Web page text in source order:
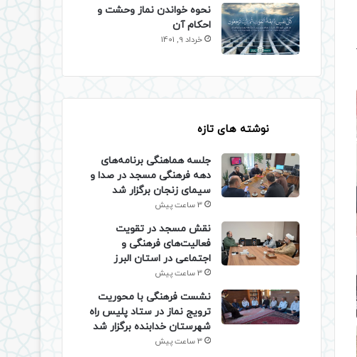
نحوه خواندن نماز وحشت و
احکام آن
خرداد 9, 1401
نوشته های تازه
جلسه هماهنگی برنامه‌های
دهه فرهنگی مسجد در صدا و
سیمای زنجان برگزار شد
3 ساعت پیش
نقش مسجد در تقویت
فعالیت‌های فرهنگی و
اجتماعی در استان البرز
3 ساعت پیش
نشست فرهنگی با محوریت
ترویج نماز در ستاد پلیس راه
شهرستان خدابنده برگزار شد
3 ساعت پیش